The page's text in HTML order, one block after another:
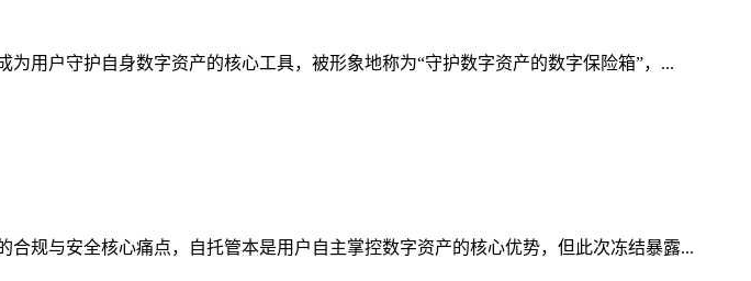
用户守护自身数字资产的核心工具，被形象地称为“守护数字资产的数字保险箱”，...
规与安全核心痛点，自托管本是用户自主掌控数字资产的核心优势，但此次冻结暴露...